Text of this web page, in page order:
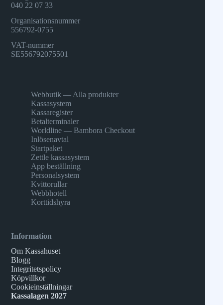
040 22 07 33
Organisationsnummer
556792-0755
VAT-nummer
SE556792075501
Webbutik — Alla produkter
Kassasystem
Kassaregister
Betalterminaler
Worldline — Bambora Checkout
Inlösenavtal
Startpaket
Zettle kassasystem
App beställning
Personalsystem
Kvittorullar
Webbhotell
Korttidshyra
Information
Om Kassahuset
Blogg
Integritetspolicy
Köpvillkor
Cookieinställningar
Kassalagen 2027